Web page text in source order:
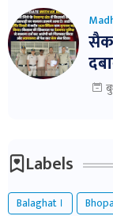
Labels
Balaghat ।